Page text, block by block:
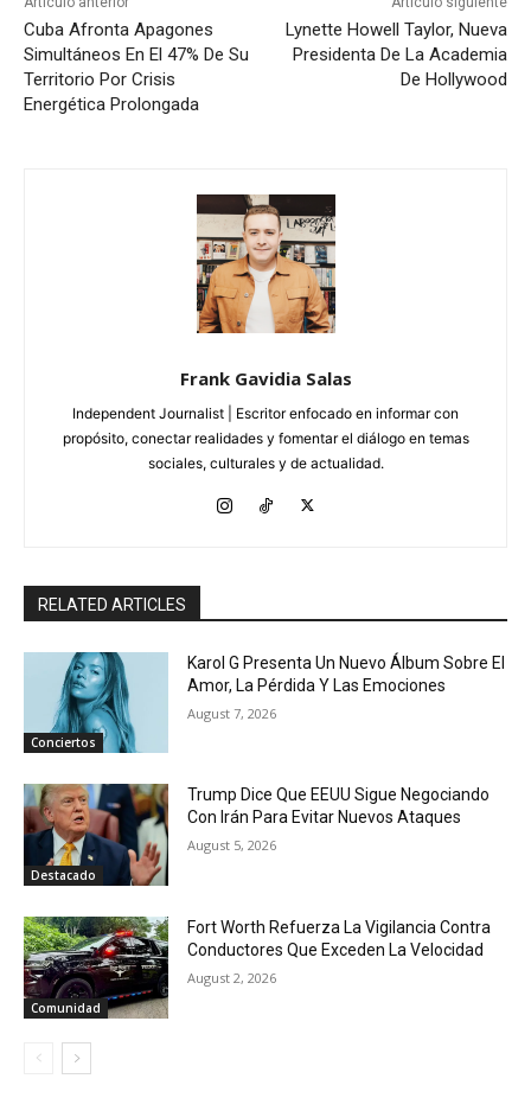
Cuba Afronta Apagones
Simultáneos En El 47% De Su
Territorio Por Crisis
Energética Prolongada
Lynette Howell Taylor, Nueva
Presidenta De La Academia
De Hollywood
Frank Gavidia Salas
Independent Journalist | Escritor enfocado en informar con
propósito, conectar realidades y fomentar el diálogo en temas
sociales, culturales y de actualidad.
RELATED ARTICLES
Conciertos
Karol G Presenta Un Nuevo Álbum Sobre El
Amor, La Pérdida Y Las Emociones
August 7, 2026
Destacado
Trump Dice Que EEUU Sigue Negociando
Con Irán Para Evitar Nuevos Ataques
August 5, 2026
Comunidad
Fort Worth Refuerza La Vigilancia Contra
Conductores Que Exceden La Velocidad
August 2, 2026